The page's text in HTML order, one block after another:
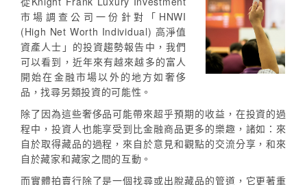
市場調查公司一份針對「HNWI
(High Net Worth Individual) 高淨值
資產人士」的投資趨勢報告中，我們
可以看到，近年來有越來越多的富人
開始在金融市場以外的地方如奢侈
品，找尋另類投資的可能性。
除了因為這些奢侈品可能帶來超乎預期的收益，在投資的過
程中，投資人也能享受到比金融商品更多的樂趣，諸如：來
自於取得藏品的過程，來自於意見和觀點的交流分享，和來
自於藏家和藏家之間的互動。
而實體拍賣行除了是一個找尋或出脫藏品的管道，它更著重